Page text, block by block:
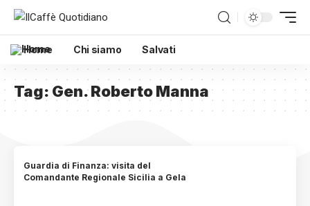
Home Chi siamo Salvati
Tag: Gen. Roberto Manna
Guardia di Finanza: visita del
Comandante Regionale Sicilia a Gela